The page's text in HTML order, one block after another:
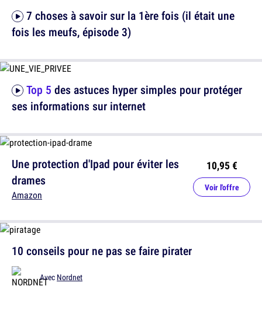
Top 5 des astuces hyper simples pour protéger
ses informations sur internet
fois les meufs, épisode 3)
Une protection d'Ipad pour éviter les
drames
Amazon
10,95 €
Voir l'offre
10 conseils pour ne pas se faire pirater
Avec Nordnet